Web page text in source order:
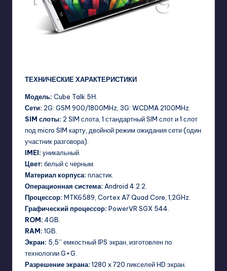
ТЕХНИЧЕСКИЕ ХАРАКТЕРИСТИКИ
Модель: Cube Talk 5Н.
Сети: 2G: GSM 900/1800MHz, 3G: WCDMA 2100MHz.
SIM слоты: 2 SIM слота, 1 стандартный SIM слот и 1 слот
под micro SIM карту, двойной режим ожидания сети (один
участник разговора).
IMEI: уникальный.
Цвет: белый с черным.
Материал корпуса: пластик.
Операционная система: Android 4.2.2.
Процессор: MTK6589, Cortex A7 Quad Core, 1,2GHz.
Графический процессор: PowerVR SGX 544.
ROM: 4GB.
RAM: 1GB.
Экран: 5,5” емкостный IPS экран, изготовлен по
технологии G+G.
Разрешение экрана: 1280 x 720 пикселей HD экран.